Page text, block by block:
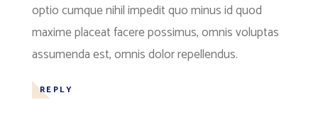
optio cumque nihil impedit quo minus id quod
maxime placeat facere possimus, omnis voluptas
assumenda est, omnis dolor repellendus.
REPLY